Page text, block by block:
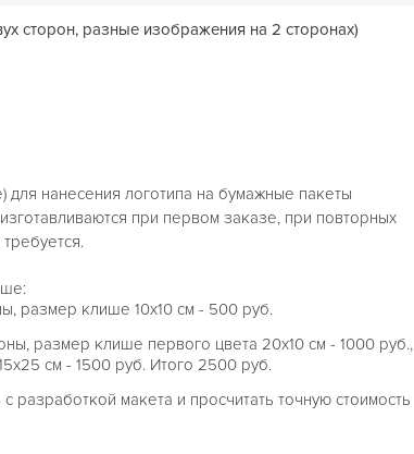
сторон, разные изображения на 2 сторонах)
нанесения логотипа на бумажные пакеты
при первом заказе, при повторных
размер клише 10х10 см - 500 руб.
размер клише первого цвета 20х10 см - 1000 руб.,
см - 1500 руб. Итого 2500 руб.
макета и просчитать точную стоимость